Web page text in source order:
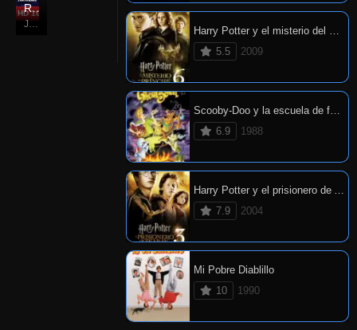
6
HD 1080P
Rápido y furioso: Reto Tokio
Jun. 03, 2006
Harry Potter y el misterio del príncipe
5.5
2009
Scooby-Doo y la escuela de fantasmas
6.9
1988
Harry Potter y el prisionero de Azkaban
7.9
2004
Mi Pobre Diablillo
10
1990